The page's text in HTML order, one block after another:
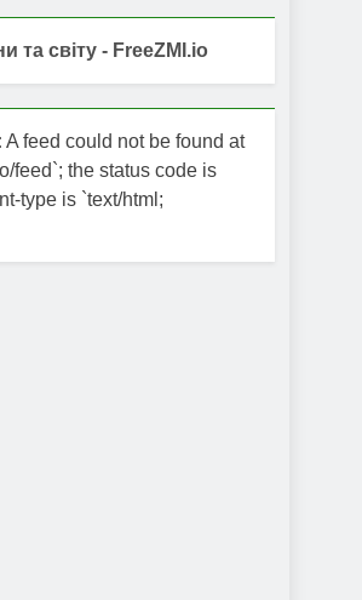
та світу - FreeZMI.io
A feed could not be found at
feed`; the status code is
type is `text/html;